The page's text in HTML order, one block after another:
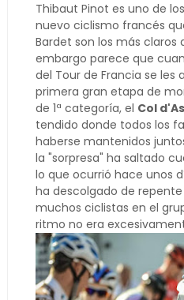
Thibaut Pinot es uno de
nuevo ciclismo francés
Bardet son los más claros
embargo parece que
del Tour de Francia se les
primera gran etapa de
de 1ª categoría, el Col
tendido donde todos los
haberse mantenidos
la "sorpresa" ha saltado
lo que ocurrió hace unos
ha descolgado de
muchos ciclistas en el
ritmo no era